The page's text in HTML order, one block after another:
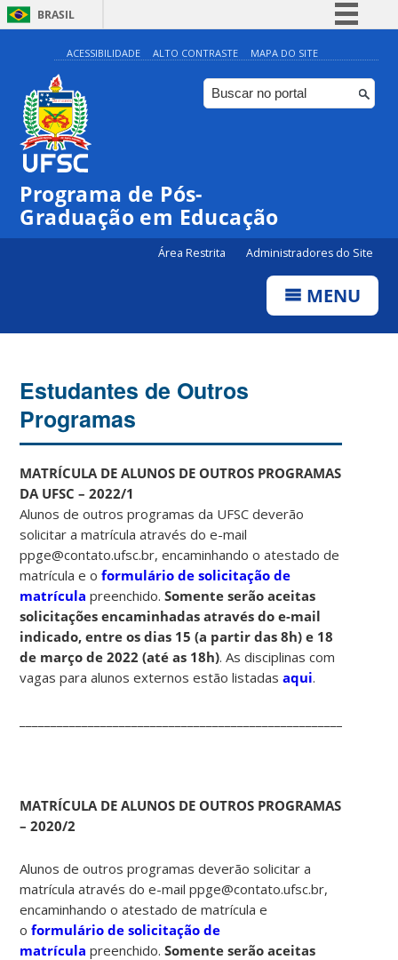
BRASIL
Simplifique!
Comunica BR
Participe
ACESSIBILIDADE ALTO CONTRASTE MAPA DO SITE
Programa de Pós-
Graduação em Educação
Área Restrita Administradores do Site
MENU
Estudantes de Outros
Programas
MATRÍCULA DE ALUNOS DE OUTROS PROGRAMAS
DA UFSC – 2022/1
Alunos de outros programas da UFSC deverão
solicitar a matrícula através do e-mail
ppge@contato.ufsc.br, encaminhando o atestado de
matrícula e oformulário de solicitação de
matrícula preenchido.Somente serão aceitas
solicitações encaminhadas através do e-mail
indicado, entre os dias 15 (a partir das 8h) e 18
de março de 2022 (até as 18h). As disciplinas com
vagas para alunos externos estão listadasaqui.
MATRÍCULA DE ALUNOS DE OUTROS PROGRAMAS
– 2020/2
Alunos de outros programas deverão solicitar a
matrícula através do e-mail ppge@contato.ufsc.br,
encaminhando o atestado de matrícula e
oformulário de solicitação de
matrícula preenchido.Somente serão aceitas